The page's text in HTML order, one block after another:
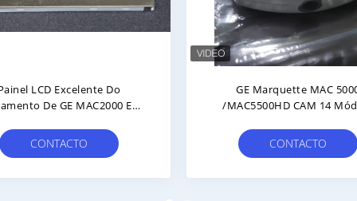
De Impressora De
De ECG Para Mindray
PN 024-000534-00
CONTACTO
Placa-Mãe De
GE Mac2000 MT9234SMI-
Aplicações De ECG
CONTACTO